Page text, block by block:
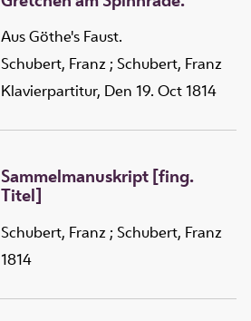
Aus Göthe's Faust.
Schubert, Franz ; Schubert, Franz
Klavierpartitur, Den 19. Oct 1814
Sammelmanuskript [fing.
Titel]
Schubert, Franz ; Schubert, Franz
1814